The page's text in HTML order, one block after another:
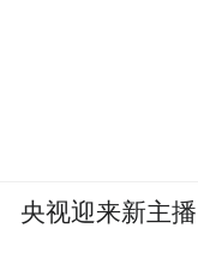
央视迎来新主播